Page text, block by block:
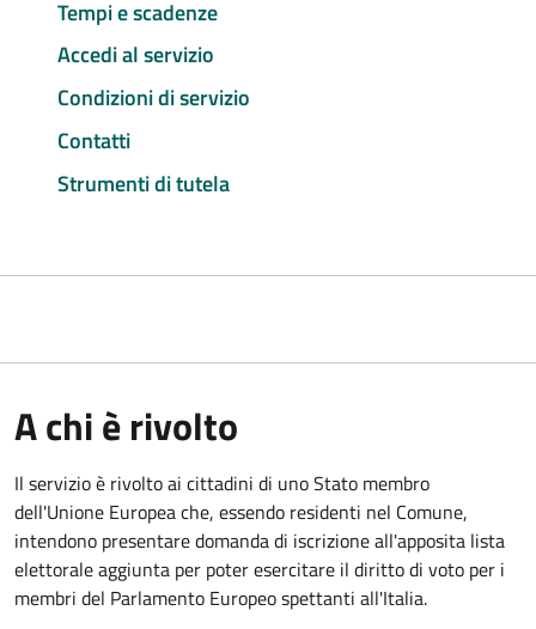
Tempi e scadenze
Accedi al servizio
Condizioni di servizio
Contatti
Strumenti di tutela
A chi è rivolto
Il servizio è rivolto ai cittadini di uno Stato membro
dell'Unione Europea che, essendo residenti nel Comune,
intendono presentare domanda di iscrizione all'apposita lista
elettorale aggiunta per poter esercitare il diritto di voto per i
membri del Parlamento Europeo spettanti all'Italia.